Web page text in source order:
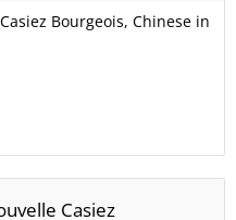
Bourgeois, Chinese in